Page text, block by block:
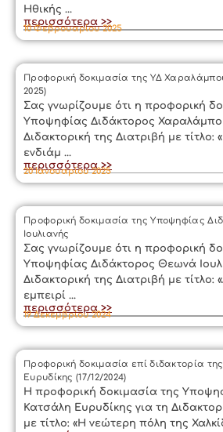
Ηθικής ...
περισσότερα >>
10 Φεβρουαρίου 2025
Προφορική δοκιμασία της ΥΔ
2025)
Σας γνωρίζουμε ότι η προφορική
Υποψηφίας Διδάκτορος
Διδακτορική της Διατριβή με τίτλο:
ενδιάμ ...
περισσότερα >>
20 Ιανουαρίου 2025
Προφορική δοκιμασία της Υποψηφίας
Ιουλιανής
Σας γνωρίζουμε ότι η προφορική
Υποψηφίας Διδάκτορος Θεωνά
Διδακτορική της Διατριβή με τίτλο:
εμπειρί ...
περισσότερα >>
19 Δεκεμβρίου 2024
Προφορική δοκιμασία επί διδακτορία
Ευρυδίκης (17/12/2024)
Η προφορική δοκιμασία της
Κατσάλη Ευρυδίκης για τη
με τίτλο: «Η νεώτερη πόλη της